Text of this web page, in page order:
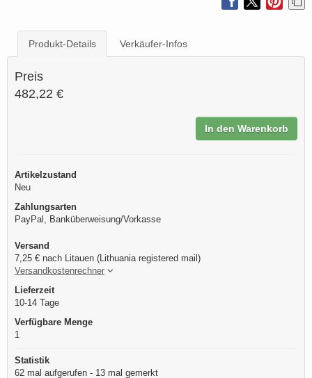
Produkt-Details Verkäufer-Infos
Preis
482,22 €
In den Warenkorb
Artikelzustand
Neu
Zahlungsarten
PayPal, Banküberweisung/Vorkasse
Versand
7,25 € nach Litauen (Lithuania registered mail)
Versandkostenrechner
Lieferzeit
10-14 Tage
Verfügbare Menge
1
Statistik
62 mal aufgerufen - 13 mal gemerkt